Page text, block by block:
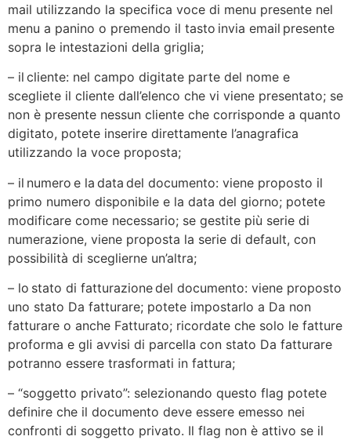
mail utilizzando la specifica voce di menu presente nel
menu a panino o premendo il tasto invia email presente
sopra le intestazioni della griglia;
– il cliente: nel campo digitate parte del nome e
scegliete il cliente dall’elenco che vi viene presentato; se
non è presente nessun cliente che corrisponde a quanto
digitato, potete inserire direttamente l’anagrafica
utilizzando la voce proposta;
– il numero e la data del documento: viene proposto il
primo numero disponibile e la data del giorno; potete
modificare come necessario; se gestite più serie di
numerazione, viene proposta la serie di default, con
possibilità di sceglierne un’altra;
– lo stato di fatturazione del documento: viene proposto
uno stato Da fatturare; potete impostarlo a Da non
fatturare o anche Fatturato; ricordate che solo le fatture
proforma e gli avvisi di parcella con stato Da fatturare
potranno essere trasformati in fattura;
– “soggetto privato”: selezionando questo flag potete
definire che il documento deve essere emesso nei
confronti di soggetto privato. Il flag non è attivo se il